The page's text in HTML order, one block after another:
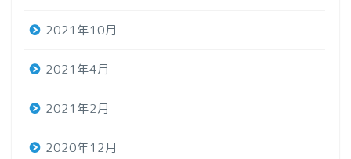
2021年10月
2021年4月
2021年2月
2020年12月